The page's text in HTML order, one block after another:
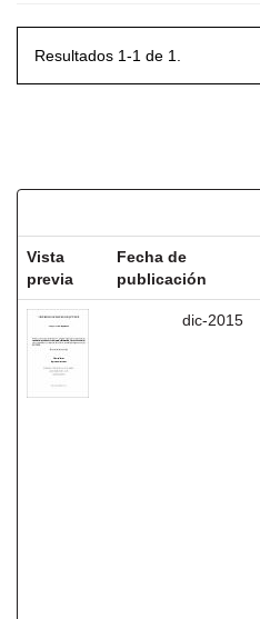
Resultados 1-1 de 1.
Vista
previa
Fecha de
publicación
dic-2015